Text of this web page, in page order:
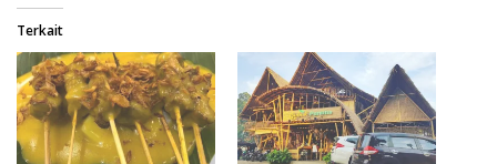
Terkait